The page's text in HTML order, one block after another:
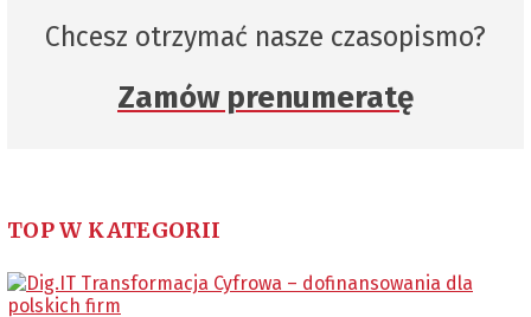
Chcesz otrzymać nasze czasopismo?
Zamów prenumeratę
TOP W KATEGORII